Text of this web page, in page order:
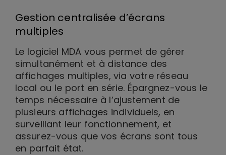
Gestion centralisée d’écrans
multiples
Le logiciel MDA vous permet de gérer
simultanément et à distance des
affichages multiples, via votre réseau
local ou le port en série. Épargnez-vous le
temps nécessaire à l’ajustement de
plusieurs affichages individuels, en
surveillant leur fonctionnement, et
assurez-vous que vos écrans sont tous
en parfait état.